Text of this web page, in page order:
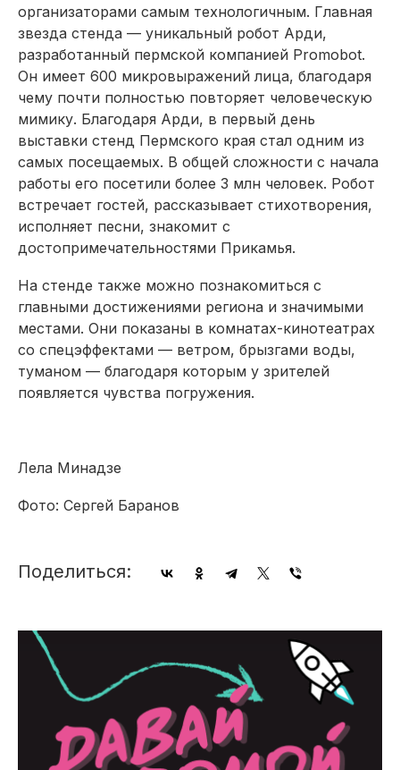
организаторами самым технологичным. Главная
звезда стенда — уникальный робот Арди,
разработанный пермской компанией Promobot.
Он имеет 600 микровыражений лица, благодаря
чему почти полностью повторяет человеческую
мимику. Благодаря Арди, в первый день
выставки стенд Пермского края стал одним из
самых посещаемых. В общей сложности с начала
работы его посетили более 3 млн человек. Робот
встречает гостей, рассказывает стихотворения,
исполняет песни, знакомит с
достопримечательностями Прикамья.
На стенде также можно познакомиться с
главными достижениями региона и значимыми
местами. Они показаны в комнатах-кинотеатрах
со спецэффектами — ветром, брызгами воды,
туманом — благодаря которым у зрителей
появляется чувства погружения.
Лела Минадзе
Фото: Сергей Баранов
Поделиться: